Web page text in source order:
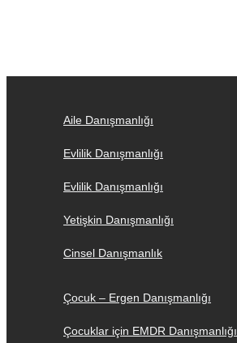
Aile Danışmanlığı
Evlilik Danışmanlığı
Evlilik Danışmanlığı
Yetişkin Danışmanlığı
Cinsel Danışmanlık
Çocuk – Ergen Danışmanlığı
Çocuklar için EMDR Danışmanlığı